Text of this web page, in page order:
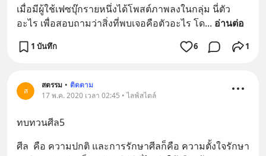
เมื่อมีผู้ใช้เฟซบุ๊กรายหนึ่งได้โพสต์ภาพลงในกลุ่ม นี่ตัว
อะไร เพื่อสอบถามว่าสิ่งที่พบเจอคือตัวอะไร โด... อ่านต่อ
1 บันทึก 6 1
ส
สตรรม • ติดตาม
17 พ.ค. 2020 เวลา 02:45 • ไลฟ์สไตล์
ทบทวนศีล5
ศีล  คือ ความปกติ และการรักษาศีลก็คือ ความตั้งใจรักษา